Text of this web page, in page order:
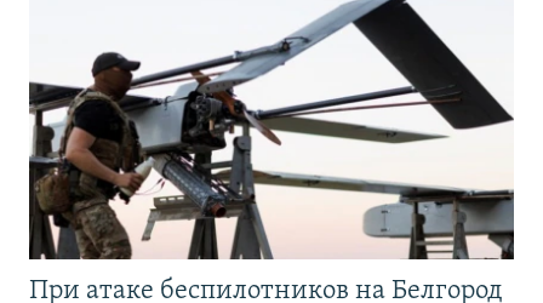
При атаке беспилотников на Белгород